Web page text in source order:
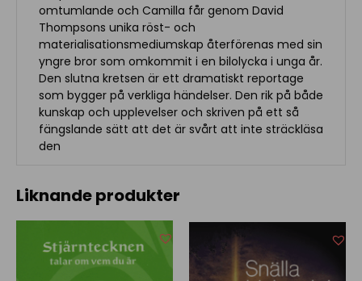
omtumlande och Camilla får genom David
Thompsons unika röst- och
materialisationsmediumskap återförenas med sin
yngre bror som omkommit i en bilolycka i unga år.
Den slutna kretsen är ett dramatiskt reportage
som bygger på verkliga händelser. Den rik på både
kunskap och upplevelser och skriven på ett så
fängslande sätt att det är svårt att inte sträckläsa
den
Liknande produkter